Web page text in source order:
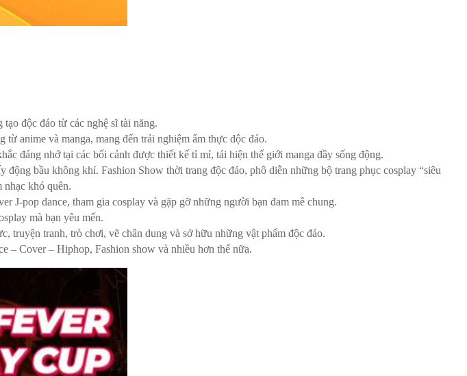
tạo độc đáo từ các nghệ sĩ tài năng.
anime và manga, mang đến trải nghiệm ẩm thực độc đáo.
đáng nhớ tại các bối cảnh được thiết kế tỉ mỉ, tái hiện thế giới manga đầy sống động.
động bầu không khí. Fashion Show thời trang độc đáo, phô diễn những bộ trang phục cosplay “siêu
nhạc khó quên.
J-pop dance, tham gia cosplay và gặp gỡ những người bạn đam mê chung.
mà bạn yêu mến.
truyện tranh, trò chơi, vẽ chân dung và sở hữu những vật phẩm độc đáo.
– Cover – Hiphop, Fashion show và nhiều hơn thế nữa.